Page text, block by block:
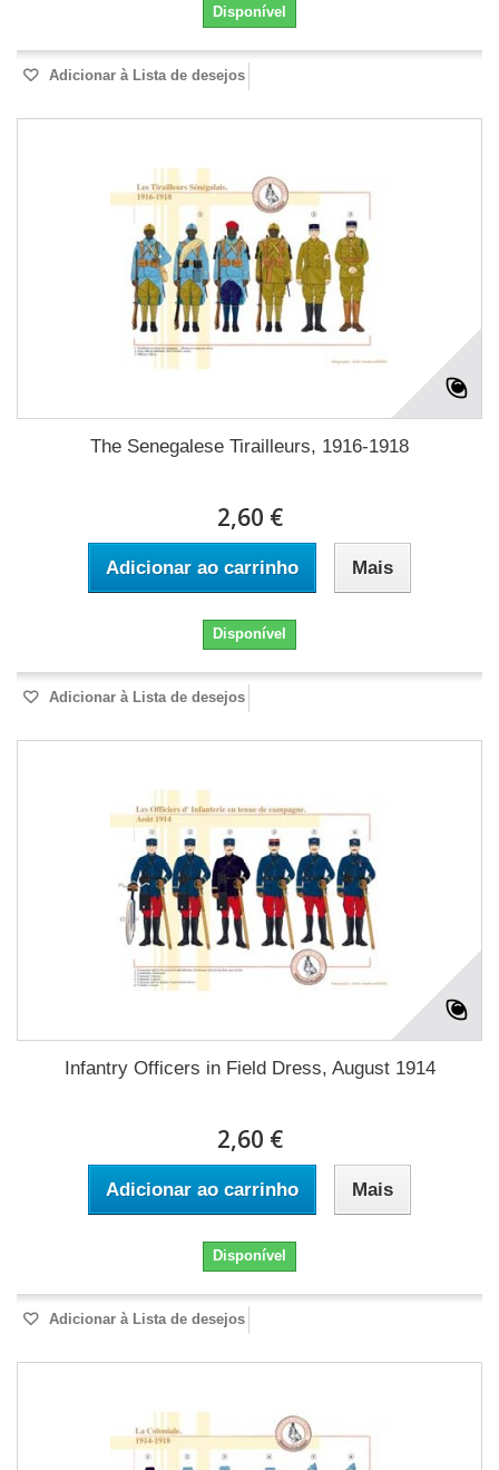
Disponível
Adicionar à Lista de desejos
The Senegalese Tirailleurs, 1916-1918
2,60 €
Adicionar ao carrinho Mais
Disponível
Adicionar à Lista de desejos
Infantry Officers in Field Dress, August 1914
2,60 €
Adicionar ao carrinho Mais
Disponível
Adicionar à Lista de desejos